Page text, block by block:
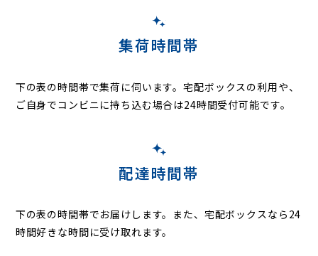
集荷時間帯
下の表の時間帯で集荷に伺います。宅配ボックスの利用や、
ご自身でコンビニに持ち込む場合は24時間受付可能です。
配達時間帯
下の表の時間帯でお届けします。また、宅配ボックスなら24
時間好きな時間に受け取れます。